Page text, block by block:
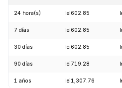
24 hora(s) lei602.85
7 días lei602.85
30 días lei602.85
90 días lei719.28
1 años lei1,307.76